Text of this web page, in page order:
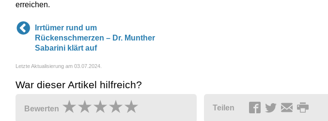
erreichen.
Irrtümer rund um
Rückenschmerzen – Dr. Munther
Sabarini klärt auf
Letzte Aktualisierung am 03.07.2024.
War dieser Artikel hilfreich?
Bewerten Teilen